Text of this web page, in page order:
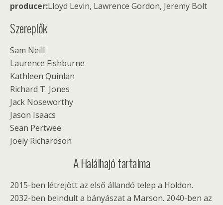
producer:Lloyd Levin, Lawrence Gordon, Jeremy Bolt
Szereplők
Sam Neill
Laurence Fishburne
Kathleen Quinlan
Richard T. Jones
Jack Noseworthy
Jason Isaacs
Sean Pertwee
Joely Richardson
A Halálhajó tartalma
2015-ben létrejött az első állandó telep a Holdon.
2032-ben beindult a bányászat a Marson. 2040-ben az